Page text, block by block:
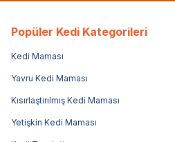
Popüler Kedi Kategorileri
Kedi Maması
Yavru Kedi Maması
Kısırlaştırılmış Kedi Maması
Yetişkin Kedi Maması